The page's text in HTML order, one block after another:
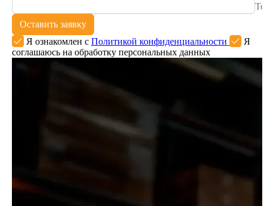
Оставить заявку
Я ознакомлен с Политикой конфиденциальности
Я
соглашаюсь на обработку персональных данных